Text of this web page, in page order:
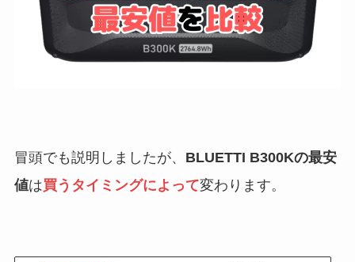
冒頭でも説明しましたが、 BLUETTI B300Kの最安
値は買うタイミングによって変わります。